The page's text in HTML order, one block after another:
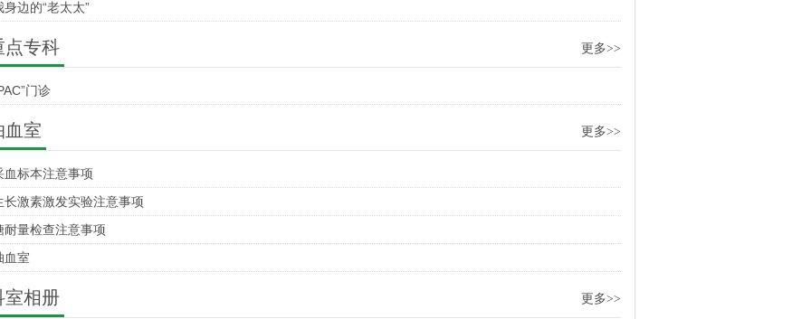
身边的“老太太”
更多>>
点专科
门诊
更多>>
血室
血标本注意事项
长激素激发实验注意事项
耐量检查注意事项
血室
更多>>
室相册